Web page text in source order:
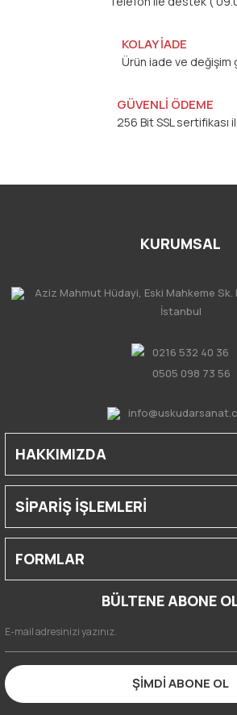
KOLAY İADE
Ürün iade ve değişim
GÜVENLİ ÖDEME
256 Bit SSL sertifikası
KURUMSAL
Aziz Mahmut Hüdayi, Eski Mahkeme
İstanbul
0216 532 40 36
0505 098 73 56
HAKKIMIZDA
SİPARİŞ İŞLEMLERİ
FORMLAR
BÜLTENE ABONE
ŞİMDİ ABONE OL